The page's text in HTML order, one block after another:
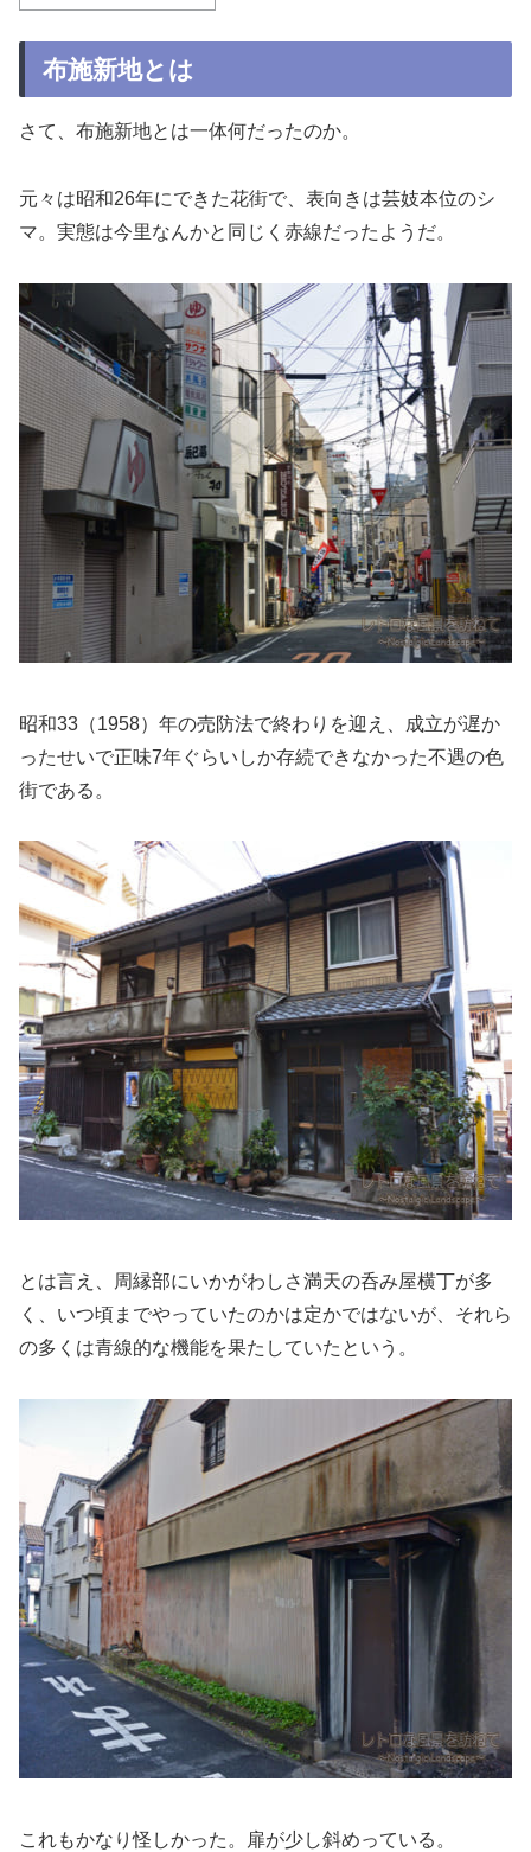
布施新地とは
さて、布施新地とは一体何だったのか。
元々は昭和26年にできた花街で、表向きは芸妓本位のシ
マ。実態は今里なんかと同じく赤線だったようだ。
昭和33（1958）年の売防法で終わりを迎え、成立が遅か
ったせいで正味7年ぐらいしか存続できなかった不遇の色
街である。
とは言え、周縁部にいかがわしさ満天の呑み屋横丁が多
く、いつ頃までやっていたのかは定かではないが、それら
の多くは青線的な機能を果たしていたという。
これもかなり怪しかった。扉が少し斜めっている。